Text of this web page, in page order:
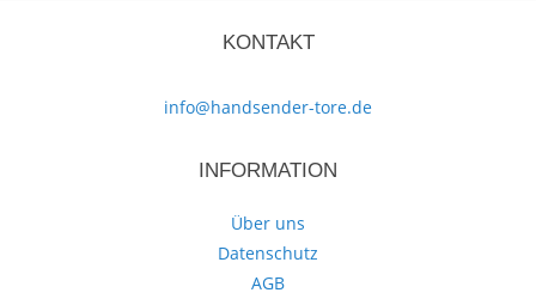
KONTAKT
info@handsender-tore.de
INFORMATION
Über uns
Datenschutz
AGB